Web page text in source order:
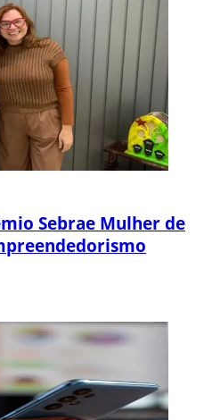
Sebrae Mulher de